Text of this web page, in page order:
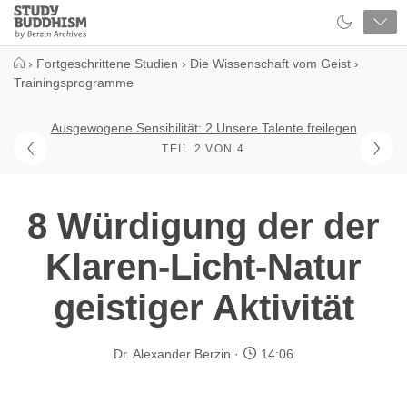
Close
Study
Buddhism
› Fortgeschrittene Studien › Die Wissenschaft vom Geist ›
Trainingsprogramme
Ausgewogene Sensibilität: 2 Unsere Talente freilegen
TEIL 2 VON 4
8 Würdigung der der
Klaren-Licht-Natur
geistiger Aktivität
Dr. Alexander Berzin 14:06